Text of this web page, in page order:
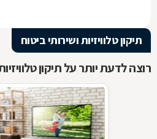
תיקון טלוויזיות ושירותי ביטוח
רוצה לדעת יותר על תיקון